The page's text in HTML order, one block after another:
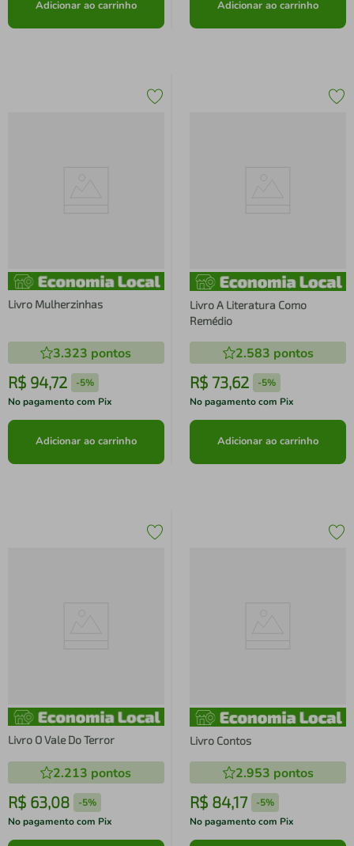
Adicionar ao carrinho Adicionar ao carrinho
Livro Mulherzinhas
3.323 pontos
R$ 94,72 -5%
No pagamento com Pix
Adicionar ao carrinho
Livro A Literatura Como
Remédio
2.583 pontos
R$ 73,62 -5%
No pagamento com Pix
Adicionar ao carrinho
Livro O Vale Do Terror
2.213 pontos
R$ 63,08 -5%
No pagamento com Pix
Livro Contos
2.953 pontos
R$ 84,17 -5%
No pagamento com Pix